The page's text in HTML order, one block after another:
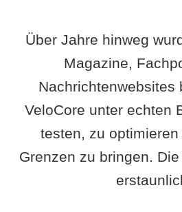
Über Jahre hinweg
Magazine,
Nachrichtenwebsites
VeloCore unter echten
testen, zu
Grenzen zu bringen.